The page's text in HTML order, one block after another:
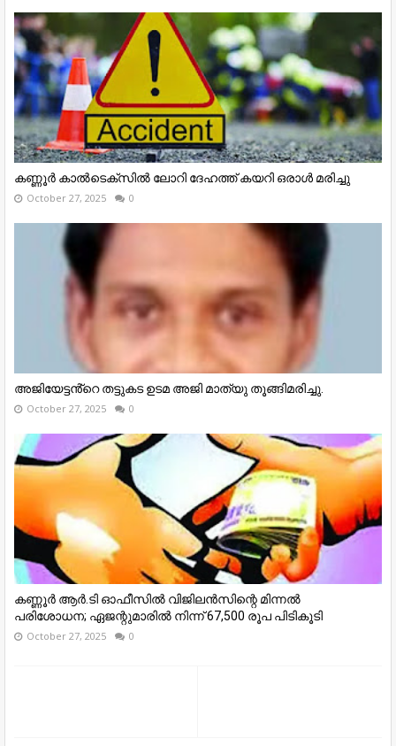
കണ്ണൂര്‍ കാല്‍ടെക്‌സില്‍ ലോറി ദേഹത്ത് കയറി ഒരാള്‍ മരിച്ചു
October 27, 2025 0
അജിയേട്ടൻ്റെ തട്ടുകട ഉടമ അജി മാത്യു തൂങ്ങിമരിച്ചു.
October 27, 2025 0
കണ്ണൂര്‍ ആര്‍.ടി ഓഫീസില്‍ വിജിലൻസിന്റെ മിന്നല്‍
പരിശോധന; ഏജന്റുമാരില്‍ നിന്ന് 67,500 രൂപ പിടികൂടി
October 27, 2025 0